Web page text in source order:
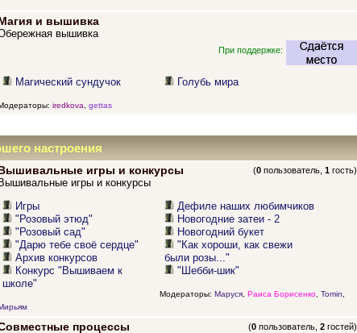
и вышивка
вышивка
При поддержке:
Магический сундучок Голубь мира
iredkova gettas
настроения
игры и конкурсы (0 пользователь,1 гость)
Вышивальные игры и конкурсы
Игры
"Розовый этюд"
"Розовый сад"
"Дарю тебе своё сердце"
Архив конкурсов
Конкурс "Вышиваем к
школе"
Дефиле наших любимчиков
Новогодние затеи - 2
Новогодний букет
"Как хороши, как свежи
были розы..."
"Шебби-шик"
Модераторы: Маруся, Раиса Борисенко, Tomin
процессы (0 пользователь,2 гостей)